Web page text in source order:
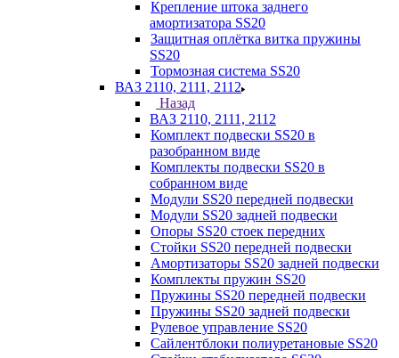
Крепление штока заднего
амортизатора SS20
Защитная оплётка витка пружины
SS20
Тормозная система SS20
ВАЗ 2110, 2111, 2112
Назад
ВАЗ 2110, 2111, 2112
Комплект подвески SS20 в
разобранном виде
Комплекты подвески SS20 в
собранном виде
Модули SS20 передней подвески
Модули SS20 задней подвески
Опоры SS20 стоек передних
Стойки SS20 передней подвески
Амортизаторы SS20 задней подвески
Комплекты пружин SS20
Пружины SS20 передней подвески
Пружины SS20 задней подвески
Рулевое управление SS20
Сайлентблоки полиуретановые SS20